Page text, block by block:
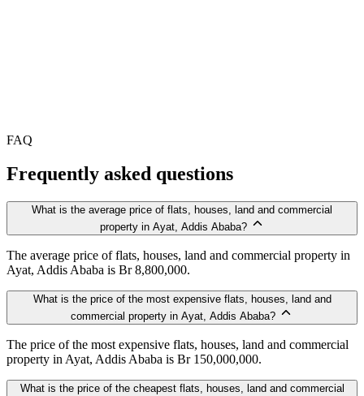
FAQ
Frequently asked questions
What is the average price of flats, houses, land and commercial
property in Ayat, Addis Ababa?
The average price of flats, houses, land and commercial property in
Ayat, Addis Ababa is Br 8,800,000.
What is the price of the most expensive flats, houses, land and
commercial property in Ayat, Addis Ababa?
The price of the most expensive flats, houses, land and commercial
property in Ayat, Addis Ababa is Br 150,000,000.
What is the price of the cheapest flats, houses, land and commercial